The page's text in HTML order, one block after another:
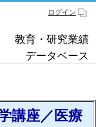
ログイン
教育・研究業績
データベース
講座／医療